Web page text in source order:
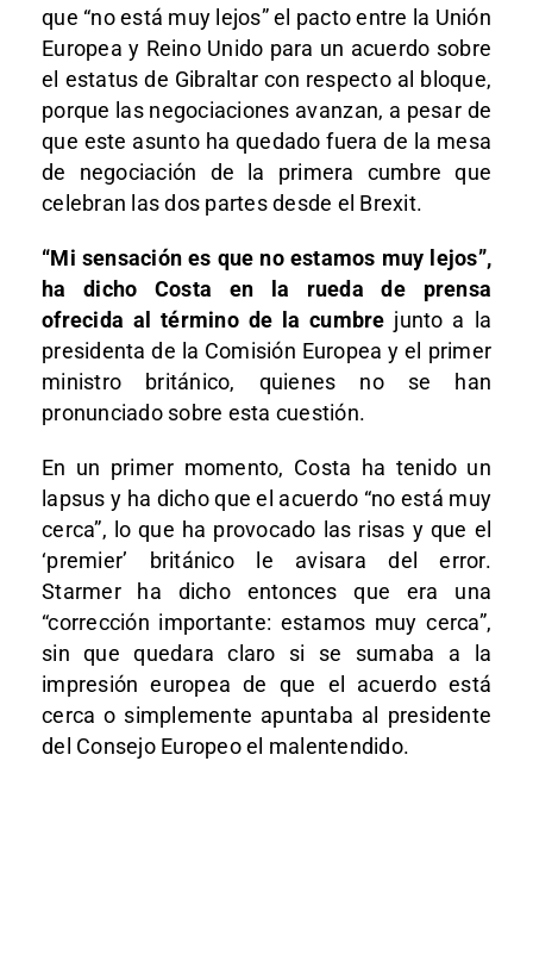
que “no está muy lejos” el pacto entre la Unión
Europea y Reino Unido para un acuerdo sobre
el estatus de Gibraltar con respecto al bloque,
porque las negociaciones avanzan, a pesar de
que este asunto ha quedado fuera de la mesa
de negociación de la primera cumbre que
celebran las dos partes desde el Brexit.
“Mi sensación es que no estamos muy lejos”,
ha dicho Costa en la rueda de prensa
ofrecida al término de la cumbre junto a la
presidenta de la Comisión Europea y el primer
ministro británico, quienes no se han
pronunciado sobre esta cuestión.
En un primer momento, Costa ha tenido un
lapsus y ha dicho que el acuerdo “no está muy
cerca”, lo que ha provocado las risas y que el
‘premier’ británico le avisara del error.
Starmer ha dicho entonces que era una
“corrección importante: estamos muy cerca”,
sin que quedara claro si se sumaba a la
impresión europea de que el acuerdo está
cerca o simplemente apuntaba al presidente
del Consejo Europeo el malentendido.